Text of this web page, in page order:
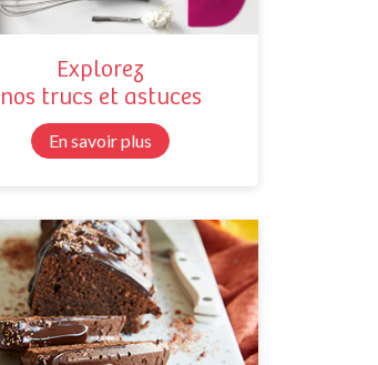
Explorez
nos trucs et astuces
En savoir plus